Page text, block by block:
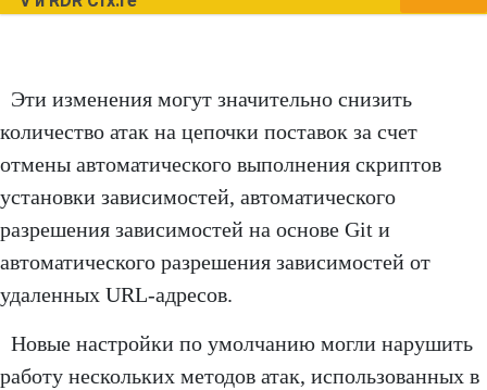
Эти изменения могут значительно снизить
количество атак на цепочки поставок за счет
отмены автоматического выполнения скриптов
установки зависимостей, автоматического
разрешения зависимостей на основе Git и
автоматического разрешения зависимостей от
удаленных URL-адресов.
Новые настройки по умолчанию могли нарушить
работу нескольких методов атак, использованных в